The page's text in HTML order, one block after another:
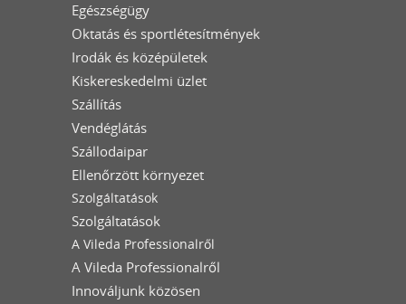
Egészségügy
Oktatás és sportlétesítmények
Irodák és középületek
Kiskereskedelmi üzlet
Szállítás
Vendéglátás
Szállodaipar
Ellenőrzött környezet
Szolgáltatások
Szolgáltatások
A Vileda Professionalről
A Vileda Professionalről
Innováljunk közösen